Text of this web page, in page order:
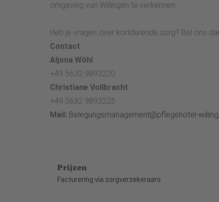
omgeving van Willingen te verkennen.
Heb je vragen over kortdurende zorg? Bel ons
Contact
Aljona Wöhl
+49 5632 9893220
Christiane Vollbracht
+49 5632 9893225
Mail: Belegungsmanagement@pflegehotel-
Prijzen
Facturering via zorgverzekeraars